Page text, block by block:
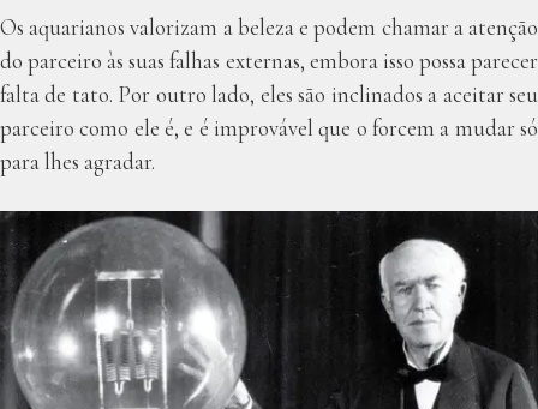
Os aquarianos valorizam a beleza e podem chamar a atenção
do parceiro às suas falhas externas, embora isso possa parecer
falta de tato. Por outro lado, eles são inclinados a aceitar seu
parceiro como ele é, e é improvável que o forcem a mudar só
para lhes agradar.